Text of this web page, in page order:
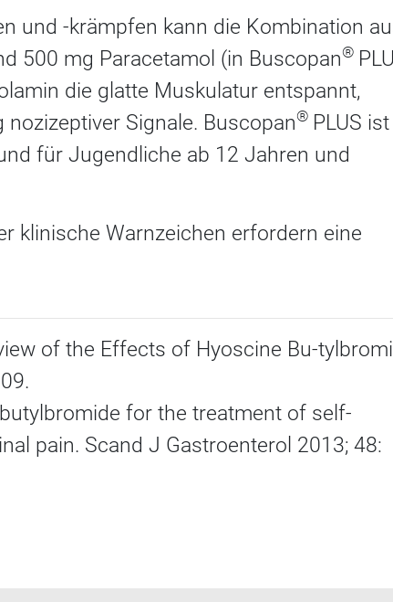
und -krämpfen kann die Kombination
500 mg Paracetamol (in Buscopan®
die glatte Muskulatur entspannt,
Signale. Buscopan® PLUS
für Jugendliche ab 12 Jahren und
klinische Warnzeichen erfordern eine
of the Effects of Hyoscine Bu-
for the treatment of self-
pain. Scand J Gastroenterol 2013; 48: